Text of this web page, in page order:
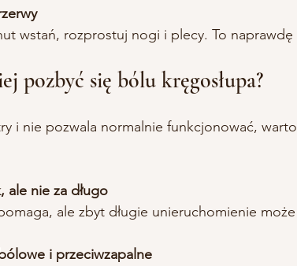
wstań, rozprostuj nogi i plecy. To
pozbyć się bólu kręgosłupa?
i nie pozwala normalnie funkcjonować,
ale nie za długo
pomaga, ale zbyt długie unieruchomienie
i przeciwzapalne